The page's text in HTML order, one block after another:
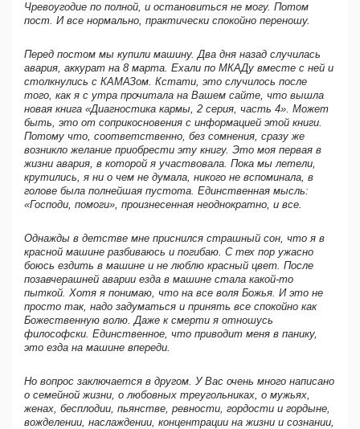
Чревоугодие по полной, и остановиться не могу. Потом
пост. И все нормально, практически спокойно переношу.
Перед постом мы купили машину. Два дня назад случилась
авария, аккурат на 8 марта. Ехали по МКАДу вместе с ней и
столкнулись с КАМАЗом. Кстати, это случилось после
того, как я с утра прочитала на Вашем сайте, что вышла
новая книга «Диагностика кармы, 2 серия, часть 4». Может
быть, это от соприкосновения с информацией этой книги.
Потому что, соответственно, без сомнения, сразу же
возникло желание приобрести эту книгу. Это моя первая в
жизни авария, в которой я участвовала. Пока мы летели,
крутились, я ни о чем не думала, никого не вспоминала, в
голове была полнейшая пустота. Единственная мысль:
«Господи, помоги», произнесенная неоднократно, и все.
Однажды в детстве мне приснился страшный сон, что я в
красной машине разбиваюсь и погибаю. С тех пор ужасно
боюсь ездить в машине и не люблю красный цвет. После
позавчерашней аварии езда в машине стала какой-то
пыткой. Хотя я понимаю, что на все воля Божья. И это не
просто так, надо задуматься и принять все спокойно как
Божественную волю. Даже к смерти я отношусь
философски. Единственное, что приводит меня в панику,
это езда на машине впереди.
Но вопрос заключается в другом. У Вас очень много написано
о семейной жизни, о любовных треугольниках, о мужьях,
женах, бесплодии, пьянстве, ревности, гордости и гордыне,
вожделении, наслаждении, концентрации на жизни и сознании,